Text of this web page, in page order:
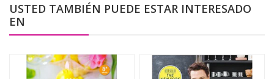
USTED TAMBIÉN PUEDE ESTAR INTERESADO
EN